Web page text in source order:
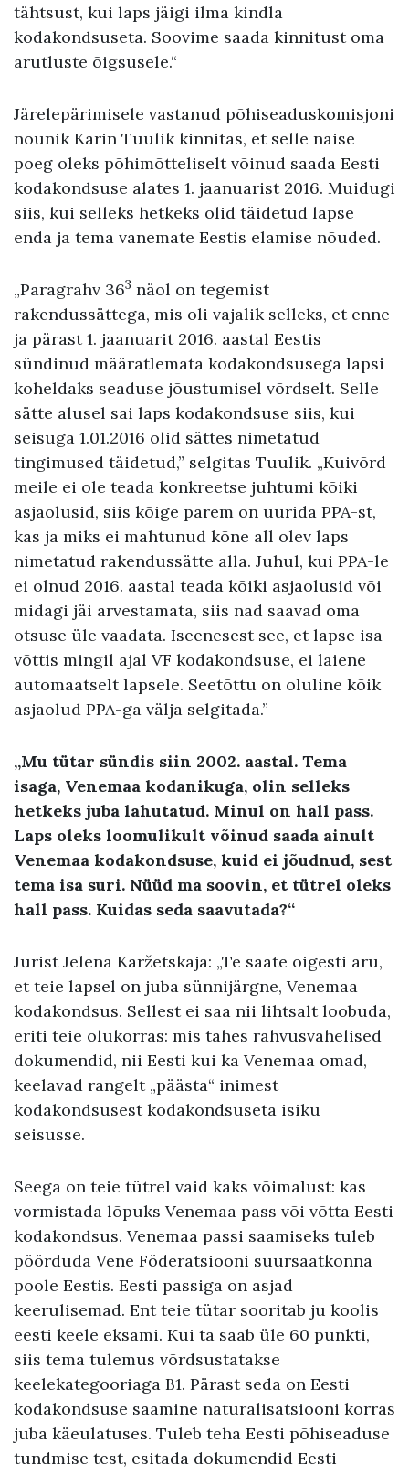
tähtsust, kui laps jäigi ilma kindla
kodakondsuseta. Soovime saada kinnitust oma
arutluste õigsusele.“
Järelepärimisele vastanud põhiseaduskomisjoni
nõunik Karin Tuulik kinnitas, et selle naise
poeg oleks põhimõtteliselt võinud saada Eesti
kodakondsuse alates 1. jaanuarist 2016. Muidugi
siis, kui selleks hetkeks olid täidetud lapse
enda ja tema vanemate Eestis elamise nõuded.
„Paragrahv 363 näol on tegemist
rakendussättega, mis oli vajalik selleks, et enne
ja pärast 1. jaanuarit 2016. aastal Eestis
sündinud määratlemata kodakondsusega lapsi
koheldaks seaduse jõustumisel võrdselt. Selle
sätte alusel sai laps kodakondsuse siis, kui
seisuga 1.01.2016 olid sättes nimetatud
tingimused täidetud,” selgitas Tuulik. „Kuivõrd
meile ei ole teada konkreetse juhtumi kõiki
asjaolusid, siis kõige parem on uurida PPA-st,
kas ja miks ei mahtunud kõne all olev laps
nimetatud rakendussätte alla. Juhul, kui PPA-le
ei olnud 2016. aastal teada kõiki asjaolusid või
midagi jäi arvestamata, siis nad saavad oma
otsuse üle vaadata. Iseenesest see, et lapse isa
võttis mingil ajal VF kodakondsuse, ei laiene
automaatselt lapsele. Seetõttu on oluline kõik
asjaolud PPA-ga välja selgitada.”
„Mu tütar sündis siin 2002. aastal. Tema
isaga, Venemaa kodanikuga, olin selleks
hetkeks juba lahutatud. Minul on hall pass.
Laps oleks loomulikult võinud saada ainult
Venemaa kodakondsuse, kuid ei jõudnud, sest
tema isa suri. Nüüd ma soovin, et tütrel oleks
hall pass. Kuidas seda saavutada?“
Jurist Jelena Karžetskaja: „Te saate õigesti aru,
et teie lapsel on juba sünnijärgne, Venemaa
kodakondsus. Sellest ei saa nii lihtsalt loobuda,
eriti teie olukorras: mis tahes rahvusvahelised
dokumendid, nii Eesti kui ka Venemaa omad,
keelavad rangelt „päästa“ inimest
kodakondsusest kodakondsuseta isiku
seisusse.
Seega on teie tütrel vaid kaks võimalust: kas
vormistada lõpuks Venemaa pass või võtta Eesti
kodakondsus. Venemaa passi saamiseks tuleb
pöörduda Vene Föderatsiooni suursaatkonna
poole Eestis. Eesti passiga on asjad
keerulisemad. Ent teie tütar sooritab ju koolis
eesti keele eksami. Kui ta saab üle 60 punkti,
siis tema tulemus võrdsustatakse
keelekategooriaga B1. Pärast seda on Eesti
kodakondsuse saamine naturalisatsiooni korras
juba käeulatuses. Tuleb teha Eesti põhiseaduse
tundmise test, esitada dokumendid Eesti